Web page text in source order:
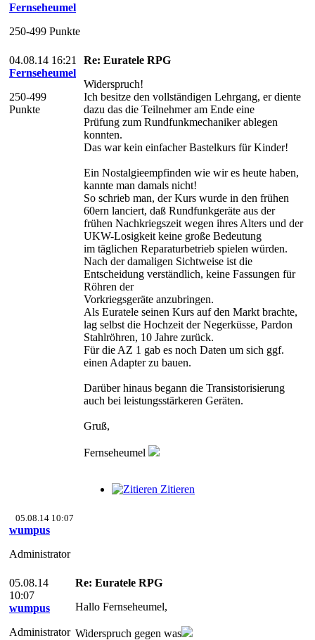
Fernseheumel
250-499 Punkte
04.08.14 16:21
Fernseheumel
250-499
Punkte
Re: Euratele RPG
Widerspruch!
Ich besitze den vollständigen Lehrgang, er diente
dazu das die Teilnehmer am Ende eine
Prüfung zum Rundfunkmechaniker ablegen
konnten.
Das war kein einfacher Bastelkurs für Kinder!
Ein Nostalgieempfinden wie wir es heute haben,
kannte man damals nicht!
So schrieb man, der Kurs wurde in den frühen
60ern lanciert, daß Rundfunkgeräte aus der
frühen Nachkriegszeit wegen ihres Alters und der
UKW-Losigkeit keine große Bedeutung
im täglichen Reparaturbetrieb spielen würden.
Nach der damaligen Sichtweise ist die
Entscheidung verständlich, keine Fassungen für
Röhren der
Vorkriegsgeräte anzubringen.
Als Euratele seinen Kurs auf den Markt brachte,
lag selbst die Hochzeit der Negerküsse, Pardon
Stahlröhren, 10 Jahre zurück.
Für die AZ 1 gab es noch Daten um sich ggf.
einen Adapter zu bauen.
Darüber hinaus begann die Transistorisierung
auch bei leistungsstärkeren Geräten.
Gruß,
Fernseheumel
Zitieren
05.08.14 10:07
wumpus
Administrator
05.08.14
10:07
wumpus
Administrator
Re: Euratele RPG
Hallo Fernseheumel,
Widerspruch gegen was